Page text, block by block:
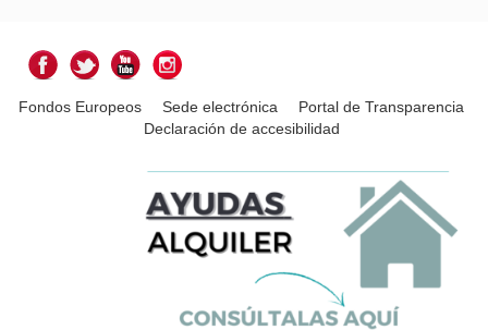
Fondos Europeos Sede electrónica
Portal de Transparencia
Declaración de accesibilidad